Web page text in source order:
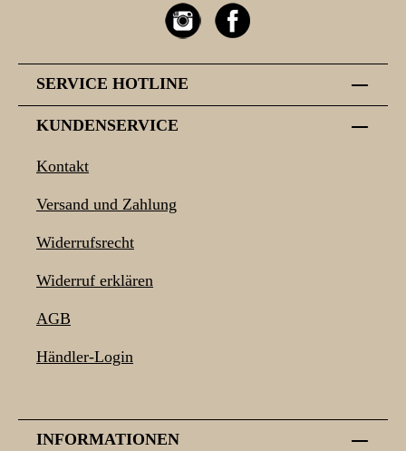
SERVICE HOTLINE
KUNDENSERVICE
Kontakt
Versand und Zahlung
Widerrufsrecht
Widerruf erklären
AGB
Händler-Login
INFORMATIONEN